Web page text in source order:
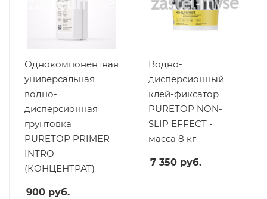
Однокомпонентная
универсальная
водно-
дисперсионная
грунтовка
PURETOP PRIMER
INTRO
(КОНЦЕНТРАТ)
900 руб.
Водно-
дисперсионный
клей-фиксатор
PURETOP NON-
SLIP EFFECT -
масса 8 кг
7 350 руб.